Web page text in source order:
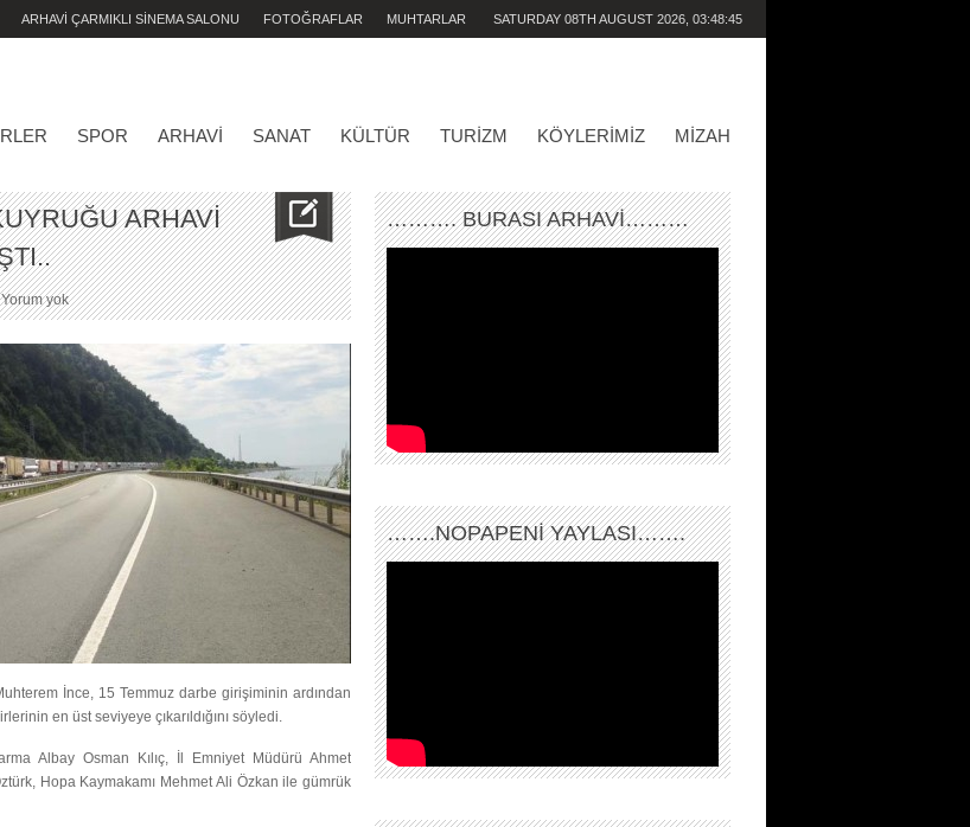
ARHAVİ ÇARMIKLI SİNEMA SALONU FOTOĞRAFLAR MUHTARLAR SATURDAY 08TH AUGUST 2026, 03:48:45
SPOR ARHAVI SANAT KÜLTÜR TURIZM KÖYLERIMIZ MIZAH
ARHAVİ
Yorum yokSARP
GÜMRÜĞÜNDEKİ
TIR
KUYRUĞU
ARHAVİ
ALANINA
KADAR
ULAŞTI..
İnce, 15 Temmuz darbe girişiminin ardından
en üst seviyeye çıkarıldığını söyledi.
Albay Osman Kılıç, İl Emniyet Müdürü Ahmet
Hopa Kaymakamı Mehmet Ali Özkan ile gümrük
………. BURASI ARHAVİ………
…….NOPAPENİ YAYLASI…….